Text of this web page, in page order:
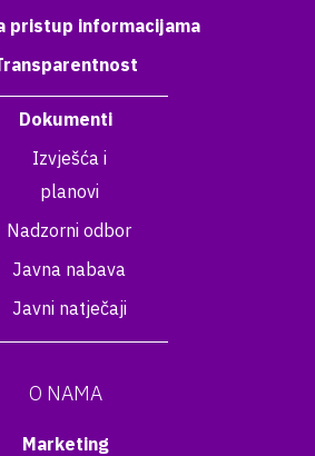
pristup informacijama
Dokumenti
Izvješća i
planovi
Nadzorni odbor
Javna nabava
Javni natječaji
O NAMA
Marketing